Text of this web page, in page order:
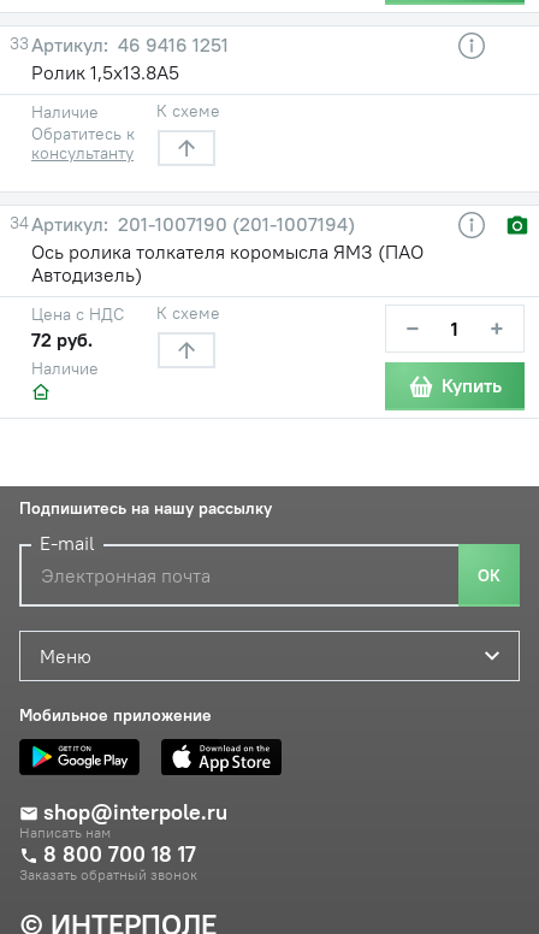
33
46 9416 1251
Ролик 1,5x13.8А5
Наличие
Обратитесь к
консультанту
К схеме
34
201-1007190 (201-1007194)
Ось ролика толкателя коромысла ЯМЗ (ПАО
Автодизель)
Наличие
Цена с НДС
72 руб.
К схеме − +
Купить
© ИНТЕРПОЛЕ
Меню
Мобильное приложение
shop@interpole.ru
Написать нам
8 800 700 18 17
Заказать обратный звонок
Подпишитесь на нашу рассылку
E-mail
ОК